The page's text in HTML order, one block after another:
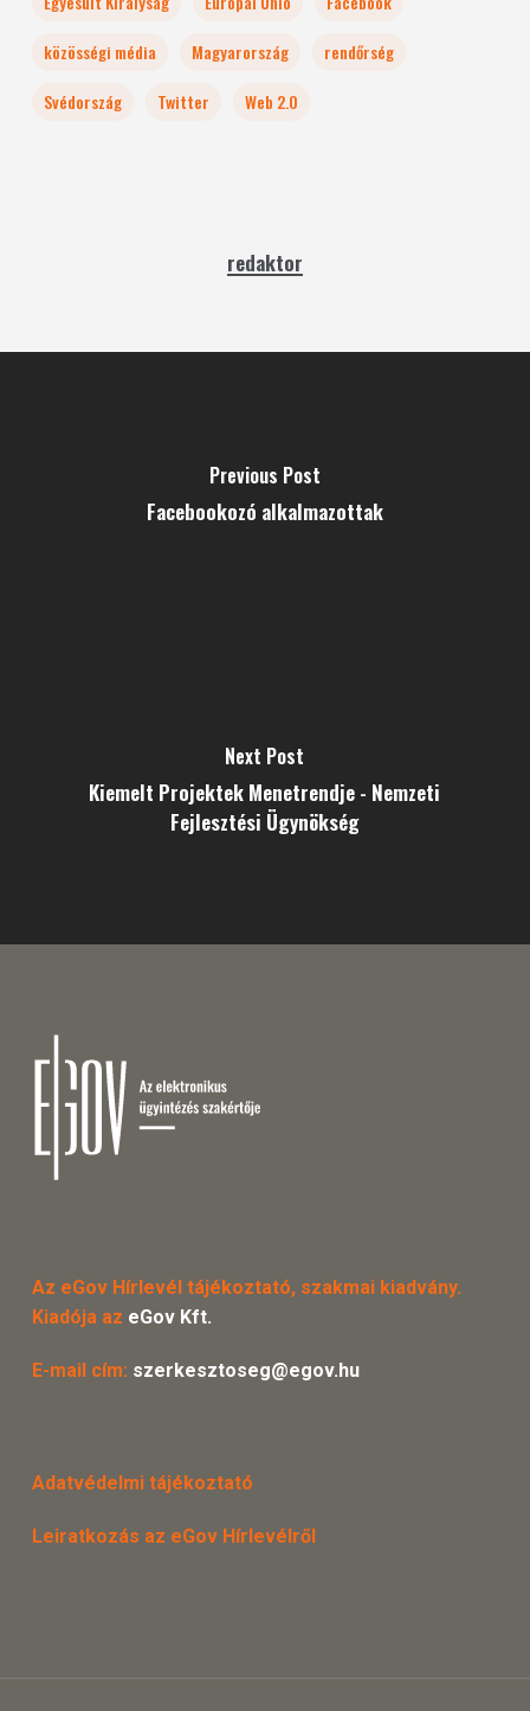
közösségi média
Magyarország
rendőrség
Svédország
Twitter Web 2.0
redaktor
Previous Post
Facebookozó alkalmazottak
Next Post
Kiemelt Projektek Menetrendje - Nemzeti
Fejlesztési Ügynökség
Az eGov Hírlevél tájékoztató, szakmai kiadvány.
Kiadója az eGov Kft.
E-mail cím: szerkesztoseg@egov.hu
Adatvédelmi tájékoztató
Leiratkozás az eGov Hírlevélről